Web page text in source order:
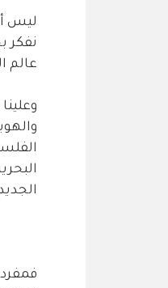
ليس
نفكر
عالم